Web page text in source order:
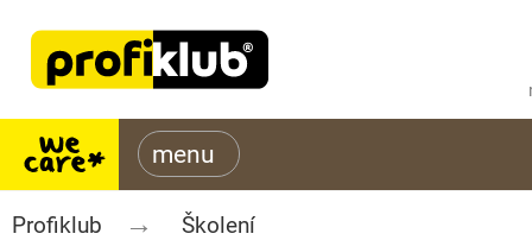
Profiklub Školení